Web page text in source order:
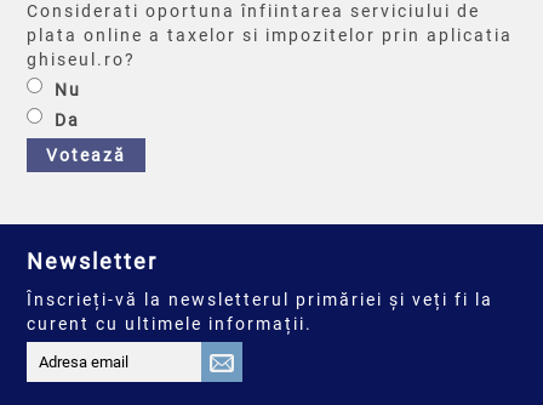
Considerati oportuna înfiintarea serviciului de
plata online a taxelor si impozitelor prin aplicatia
ghiseul.ro?
Nu
Da
Votează
Newsletter
Înscrieți-vă la newsletterul primăriei și veți fi la
curent cu ultimele informații.